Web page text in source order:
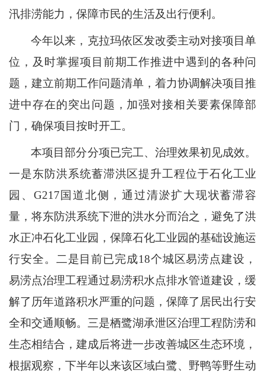
汛排涝能力，保障市民的生活及出行便利。
今年以来，克拉玛依区发改委主动对接项目单
位，及时掌握项目前期工作推进中遇到的各种问
题，建立前期工作问题清单，着力协调解决项目推
进中存在的突出问题，加强对接相关要素保障部
门，确保项目按时开工。
本项目部分分项已完工、治理效果初见成效。
一是东防洪系统蓄滞洪区提升工程位于石化工业
园、G217国道北侧，通过清淤扩大现状蓄滞容
量，将东防洪系统下泄的洪水分而治之，避免了洪
水正冲石化工业园，保障石化工业园的基础设施运
行安全。二是目前已完成18个城区易涝点建设，
易涝点治理工程通过易涝积水点排水管道建设，缓
解了历年道路积水严重的问题，保障了居民出行安
全和交通顺畅。三是栖鹭湖承泄区治理工程防涝和
生态相结合，建成后将进一步改善城区生态环境，
根据观察，下半年以来该区域白鹭、野鸭等野生动